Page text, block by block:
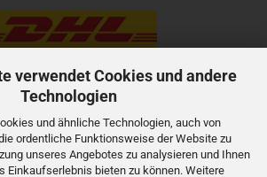
verwendet Cookies und andere
Technologien
und ähnliche Technologien, auch von
ordentliche Funktionsweise der Website zu
unseres Angebotes zu analysieren und Ihnen
Einkaufserlebnis bieten zu können. Weitere
Deutschland für nur 5,90 Euro
holen Sie die Ware einfach
in derGeschäftsstelleab